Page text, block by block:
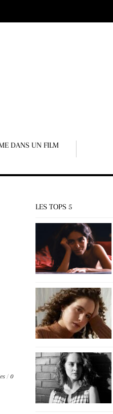
DANS UN FILM
/ 0
LES TOPS 5